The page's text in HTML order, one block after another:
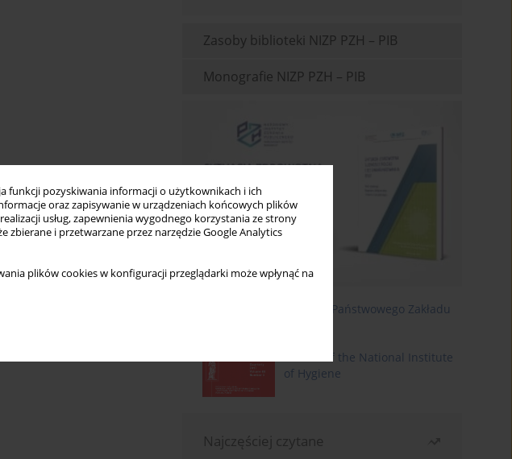
funkcji pozyskiwania informacji o użytkownikach i ich
oraz zapisywanie w urządzeniach końcowych plików
usług, zapewnienia wygodnego korzystania ze strony
zbierane i przetwarzane przez narzędzie Google Analytics
plików cookies w konfiguracji przeglądarki może wpłynąć na
Zasoby biblioteki NIZP PZH – PIB
Monografie NIZP PZH – PIB
Roczniki Państwowego Zakładu
Annals of the National Institute
of Hygiene
Najczęściej czytane